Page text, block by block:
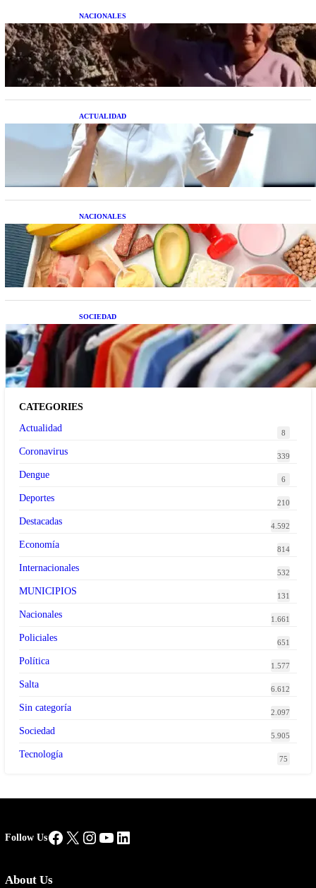
NACIONALES
Una mujer asegura haber peleado con un
extraterrestre cuerpo a cuerpo
ACTUALIDAD
La startup creada por una salteña que busca
resolver el estrés financiero en Latinoamérica
NACIONALES
Nutrición inteligente: Cinco superalimentos de
temporada que deberías sumar a tu dieta este mes
SOCIEDAD
Las grandes marcas globales se suman a la
tendencia de la ropa de segunda mano premium
CATEGORIES
Actualidad
8
Coronavirus 339
Dengue 6
Deportes 210
Destacadas 4.592
Economía 814
Internacionales 532
MUNICIPIOS 131
Nacionales 1.661
Policiales 651
Política 1.577
Salta 6.612
Sin categoría 2.097
Sociedad 5.905
Tecnología 75
Follow UsFacebook
X Instagram
YouTube
LinkedIn
About Us